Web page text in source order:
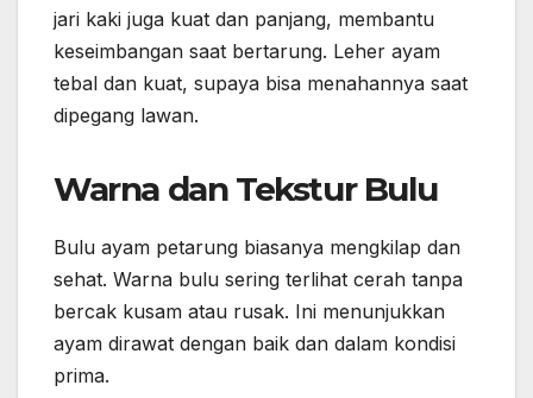
jari kaki juga kuat dan panjang, membantu
keseimbangan saat bertarung. Leher ayam
tebal dan kuat, supaya bisa menahannya saat
dipegang lawan.
Warna dan Tekstur Bulu
Bulu ayam petarung biasanya mengkilap dan
sehat. Warna bulu sering terlihat cerah tanpa
bercak kusam atau rusak. Ini menunjukkan
ayam dirawat dengan baik dan dalam kondisi
prima.